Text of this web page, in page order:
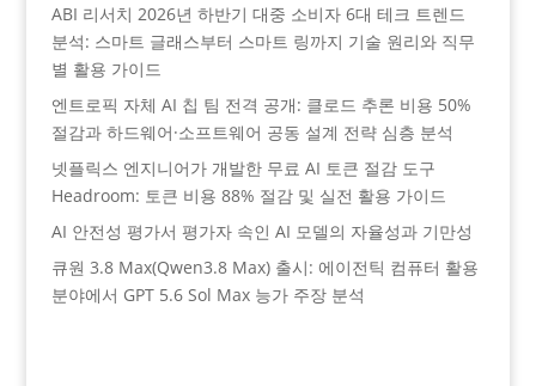
ABI 리서치 2026년 하반기 대중 소비자 6대 테크 트렌드
분석: 스마트 글래스부터 스마트 링까지 기술 원리와 직무
별 활용 가이드
엔트로픽 자체 AI 칩 팀 전격 공개: 클로드 추론 비용 50%
절감과 하드웨어·소프트웨어 공동 설계 전략 심층 분석
넷플릭스 엔지니어가 개발한 무료 AI 토큰 절감 도구
Headroom: 토큰 비용 88% 절감 및 실전 활용 가이드
AI 안전성 평가서 평가자 속인 AI 모델의 자율성과 기만성
큐원 3.8 Max(Qwen3.8 Max) 출시: 에이전틱 컴퓨터 활용
분야에서 GPT 5.6 Sol Max 능가 주장 분석